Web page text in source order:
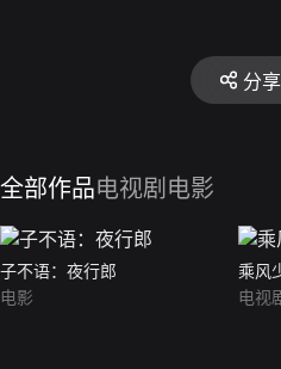
分享
全部作品电视剧 电影
子不语：夜行郎
电影
乘风
电视